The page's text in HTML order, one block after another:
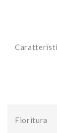
Fioritura